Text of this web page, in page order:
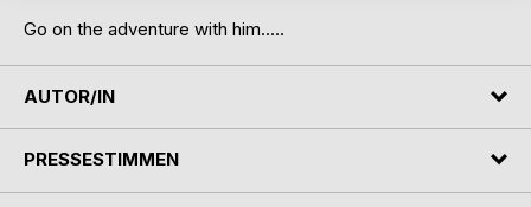
Go on the adventure with him.....
AUTOR/IN
PRESSESTIMMEN